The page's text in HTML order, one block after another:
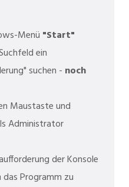
Menü "Start"
ein
suchen - noch
Maustaste und
Administrator
der Konsole
das Programm zu